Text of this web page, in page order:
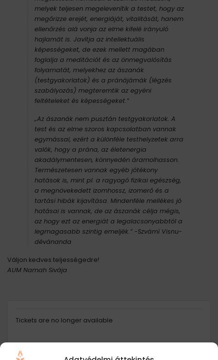
Tickets are no longer available
melyek teljesen megelevenítik a testet, hogy az
megőrizze erejét, energiáját, vitalitását, hanem
ellenőrzés alá vonja az elme kifelé irányuló
hajlamát is. Javítja az intellektuális
képességeket, de ezek mellett magában
foglalja a meditációt és az önmegvalósítás
folyamatát, melyekhez az ászanák
(testgyakorlatok) és a pránájámák (légzés
szabályozás) megteremtik az egyéni
feltételeket és képességeket.”
„Az ászanák nem pusztán testgyakorlatok. A
test és az elme szoros kapcsolatban vannak
egymással, ezért a különféle testhelyzetek arra
valók, hogy a prána, az életenergia
akadálymentesen, könnyedén áramolhasson.
Természetesen vannak egyéb jótékony
hatások is, mint pl. a ragyogó fizikai egészség,
a megnövekedett izomhossz, izomerő és a
tartási hibák kijavítása. Mindenféle mellékes jó
hatásai is vannak, de az ászanák célja mégis,
az hogy ezt az energiát a legalacsonyabbtól a
legmagasabb szintig emeljék.” -Szvámí Visnu-
dévánanda
Váljon kedves teljességedre!
AUM Namah Sivája